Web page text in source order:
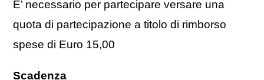
E’ necessario per partecipare versare una
quota di partecipazione a titolo di rimborso
spese di Euro 15,00
Scadenza